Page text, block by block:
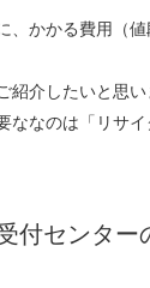
、かかる費用（
介したいと思い
ななのは「リサ
付センター